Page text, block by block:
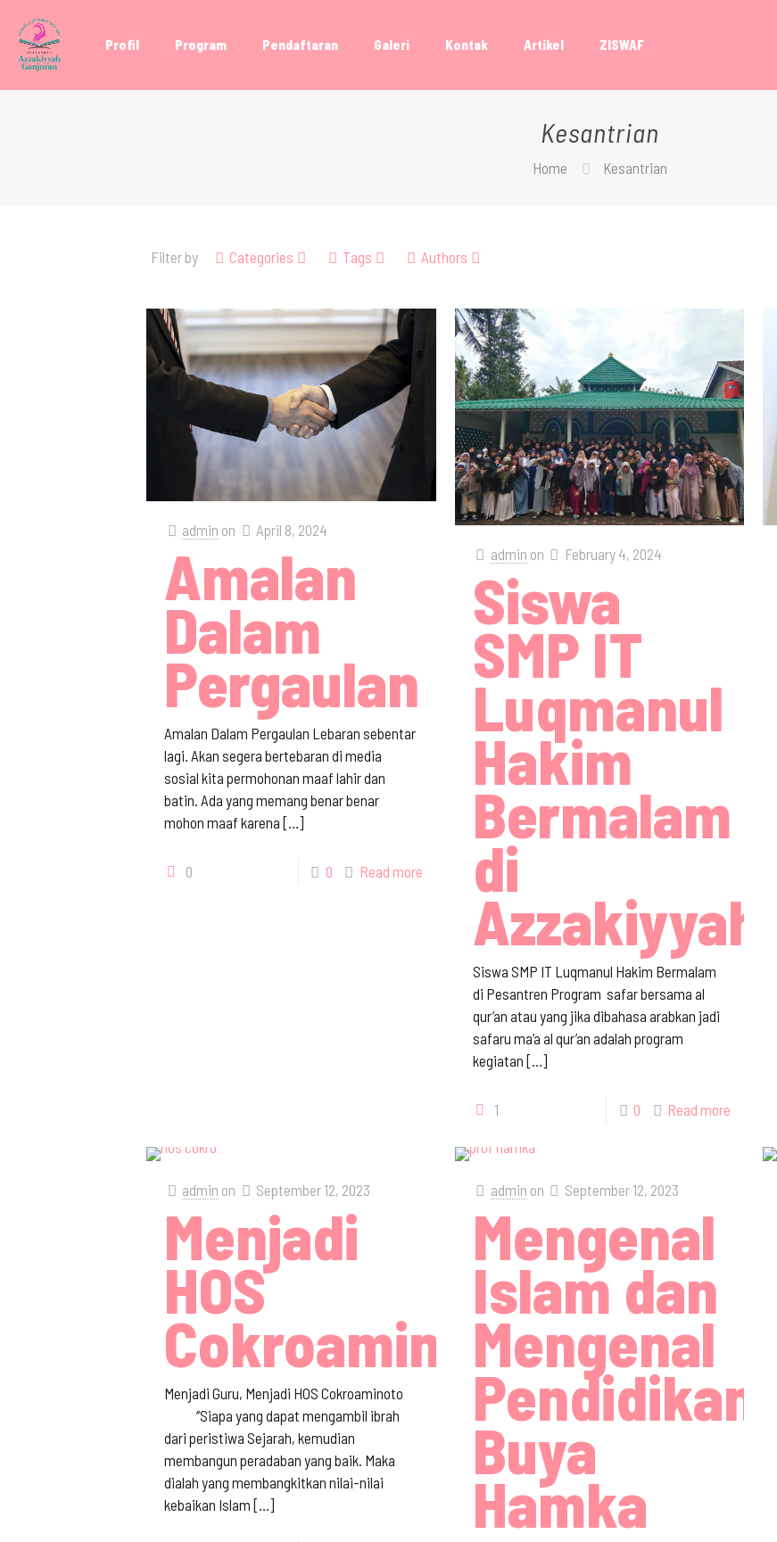
Profil Program Pendaftaran Galeri Kontak Artikel ZISWAF
Kesantrian
Home Kesantrian
Filter by Categories Tags Authors
admin on April 8, 2024
Amalan
Dalam
Pergaulan
Amalan Dalam Pergaulan Lebaran sebentar
lagi. Akan segera bertebaran di media
sosial kita permohonan maaf lahir dan
batin. Ada yang memang benar benar
mohon maaf karena […]
0 0 Read more
admin on February 4, 2024
Siswa
SMP IT
Luqmanul
Hakim
Bermalam
di
Azzakiyyah
Siswa SMP IT Luqmanul Hakim Bermalam
di Pesantren Program safar bersama al
qur’an atau yang jika dibahasa arabkan jadi
safaru ma’a al qur’an adalah program
kegiatan […]
1 0 Read more
admin on September 12, 2023
Menjadi
HOS
Cokroaminoto
Menjadi Guru, Menjadi HOS Cokroaminoto
‘’Siapa yang dapat mengambil ibrah
dari peristiwa Sejarah, kemudian
membangun peradaban yang baik. Maka
dialah yang membangkitkan nilai-nilai
kebaikan Islam […]
admin on September 12, 2023
Mengenal
Islam dan
Mengenal
Pendidikan
Buya
Hamka